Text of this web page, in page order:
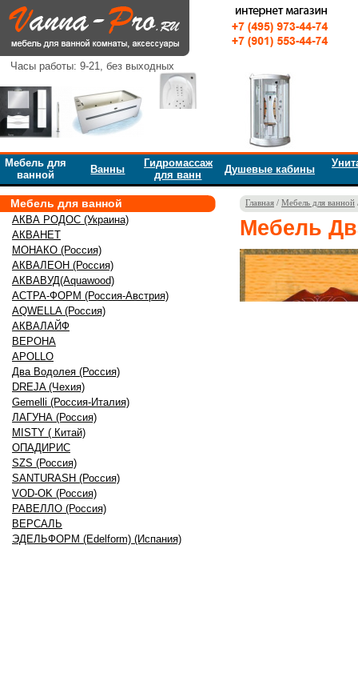
Часы работы: 9-21, без выходных
Мебель для
ванной
Ванны
Гидромассаж
для ванн
Душевые кабины
Мебель для ванной
АКВА РОДОС (Украина)
АКВАНЕТ
МОНАКО (Россия)
АКВАЛЕОН (Россия)
АКВАВУД(Aquawood)
АСТРА-ФОРМ (Россия-Австрия)
AQWELLA (Россия)
АКВАЛАЙФ
ВЕРОНА
APOLLO
Два Водолея (Россия)
DREJA (Чехия)
Gemelli (Россия-Италия)
ЛАГУНА (Россия)
MISTY ( Китай)
ОПАДИРИС
SZS (Россия)
SANTURASH (Россия)
VOD-OK (Россия)
РАВЕЛЛО (Россия)
ВЕРСАЛЬ
ЭДЕЛЬФОРМ (Edelform) (Испания)
Главная / Мебель для ванной
Мебель